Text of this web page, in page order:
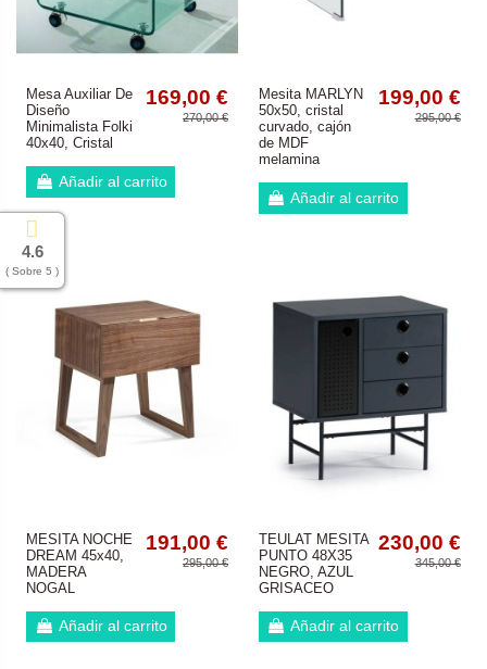
4.6
( Sobre 5 )
Mesa Auxiliar De
Diseño
Minimalista Folki
40x40, Cristal
169,00 €
270,00 €
Añadir al carrito
Mesita MARLYN
50x50, cristal
curvado, cajón
de MDF
melamina
199,00 €
295,00 €
Añadir al carrito
MESITA NOCHE
DREAM 45x40,
MADERA
NOGAL
191,00 €
295,00 €
Añadir al carrito
TEULAT MESITA
PUNTO 48X35
NEGRO, AZUL
GRISACEO
230,00 €
345,00 €
Añadir al carrito